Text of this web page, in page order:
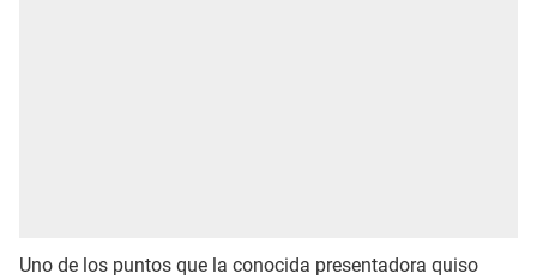
Uno de los puntos que la conocida presentadora quiso